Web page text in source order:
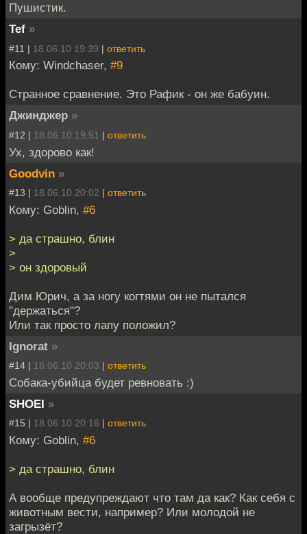
Пушистик.
Tef »
#11 | 18.06.10 19:39 | ответить
Кому: Windchaser, #9
Странное сравнение. Это Рафик - он же бабуин.
Джинджер »
#12 | 18.06.10 19:51 | ответить
Ух, здорово как!
Goodvin »
#13 | 18.06.10 20:02 | ответить
Кому: Goblin, #6
> да страшно, блин
>
> он здоровый
Дим Юрич, а за ногу когтями он не пытался
"держаться"?
Или так просто лапу положил?
Ignorat »
#14 | 18.06.10 20:03 | ответить
Собака-убийца будет ревновать :)
SHOEI »
#15 | 18.06.10 20:16 | ответить
Кому: Goblin, #6
> да страшно, блин
А вообще предупреждают что там да как? Как себя с
животным вести, например? Или молодой не
загрызёт?